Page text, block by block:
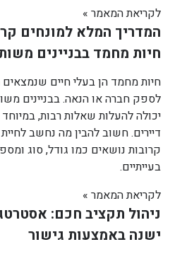
לקריאת המאמר »
המדריך המלא למונחים
חיות מחמד בבניינים
חיות מחמד הן בעלי חיים
לספק חברה או הנאה. בבניינים
יכולה להעלות שאלות רבות,
דיירים. חשוב להבין מה נחשב
קרובות נושאים כמו גודל, סוג
בעייתיים.
לקריאת המאמר »
ניהול תקציב חכם:
ישנה באמצעות גישור